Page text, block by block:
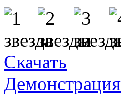
Скачать
Демонстрация